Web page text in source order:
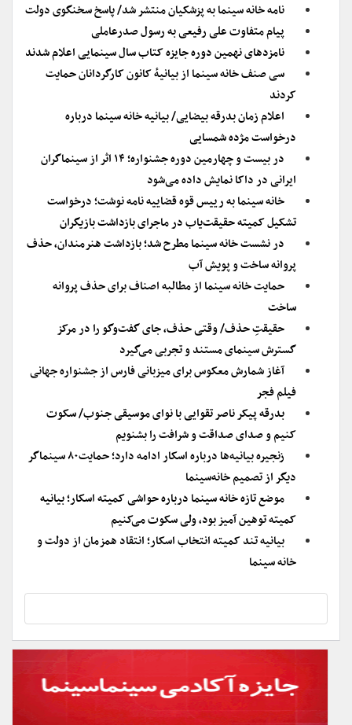
نامه خانه سینما به پزشکیان منتشر شد/ پاسخ سخنگوی دولت
پیام متفاوت علی رفیعی به رسول صدرعاملی
نامزدهای نهمین دوره جایزه کتاب سال سینمایی اعلام شدند
سی صنف خانه سینما از بیانیهٔ کانون کارگردانان حمایت
کردند
اعلام زمان بدرقه بیضایی/ بیانیه خانه سینما درباره
درخواست مژده شمسایی
در بیست و چهارمین دوره جشنواره؛ ۱۴ اثر از سینماگران
ایرانی در داکا نمایش داده می‌شود
خانه سینما به رییس قوه قضاییه نامه نوشت؛ درخواست
تشکیل کمیته حقیقت‌یاب در ماجرای بازداشت بازیگران
در نشست خانه سینما مطرح شد؛ بازداشت هنرمندان، حذف
پروانه ساخت و پویش آب
حمایت خانه سینما از مطالبه اصناف برای حذف پروانه
ساخت
حقیقتِ حذف/ وقتی حذف، جای گفت‌وگو را در مرکز
گسترش سینمای مستند و تجربی می‌گیرد
آغاز شمارش معکوس برای میزبانی فارس از جشنواره جهانی
فیلم فجر
بدرقه پیکر ناصر تقوایی با نوای موسیقی جنوب/ سکوت
کنیم و صدای صداقت و شرافت را بشنویم
زنجیره بیانیه‌ها درباره اسکار ادامه دارد؛ حمایت۸۰ سینماگر
دیگر از تصمیم خانه‌سینما
موضع تازه خانه سینما درباره حواشی کمیته اسکار؛ بیانیه‌
کمیته توهین آمیز بود، ولی سکوت می‌کنیم
بیانیه تند کمیته انتخاب اسکار؛ انتقاد همزمان از دولت و
خانه سینما